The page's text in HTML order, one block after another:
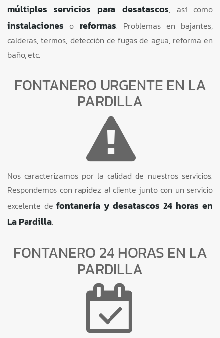
múltiples servicios para desatascos, así como
instalaciones o reformas. Problemas en bajantes,
calderas, termos, detección de fugas de agua, reforma en
baño, etc.
FONTANERO URGENTE EN LA
PARDILLA
Nos caracterizamos por la calidad de nuestros servicios.
Respondemos con rapidez al cliente junto con un servicio
excelente defontanería y desatascos 24 horas en
La Pardilla.
FONTANERO 24 HORAS EN LA
PARDILLA